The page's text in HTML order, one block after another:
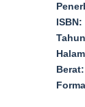
ISBN:
Berat: